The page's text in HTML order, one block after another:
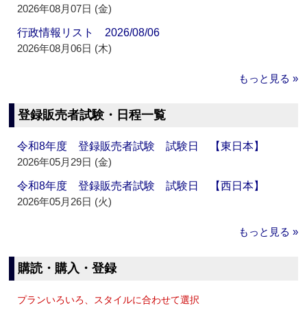
2026年08月07日 (金)
行政情報リスト 2026/08/06
2026年08月06日 (木)
もっと見る »
登録販売者試験・日程一覧
令和8年度 登録販売者試験 試験日 【東日本】
2026年05月29日 (金)
令和8年度 登録販売者試験 試験日 【西日本】
2026年05月26日 (火)
もっと見る »
購読・購入・登録
プランいろいろ、スタイルに合わせて選択